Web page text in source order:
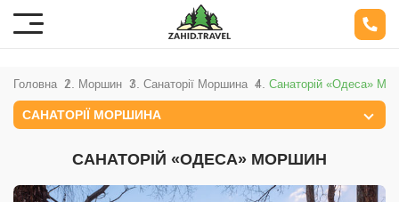
САНАТОРІЇ МОРШИНА
САНАТОРІЙ «ОДЕСА» МОРШИН
Головна Моршин Санаторії Моршина Санаторій «Одеса»